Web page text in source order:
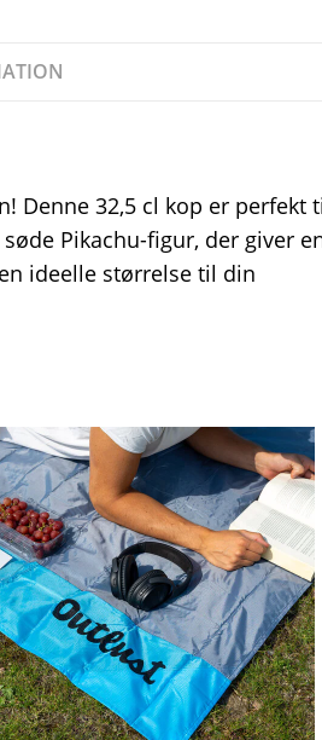
Denne 32,5 cl kop er perfekt
Pikachu-figur, der giver
ideelle størrelse til din